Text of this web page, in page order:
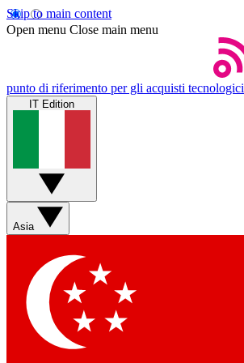
Skip to main content
Open menu Close main menu
punto di riferimento per gli acquisti tecnologici
IT Edition
Asia